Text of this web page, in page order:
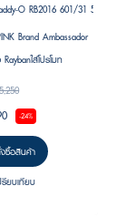
)
O RB2016 601/31 59 (
Brand Ambassador
ใส่โปรโมท
-24%
ซื้อสินค้า
รียบเทียบ